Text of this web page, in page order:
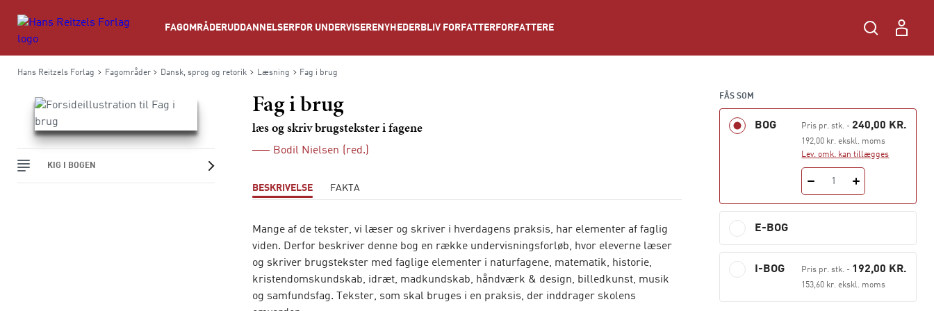
FAGOMRÅDERUDDANNELSER FOR UNDERVISERE NYHEDER BLIV FORFATTER FORFATTERE
Hans Reitzels Forlag Fagområder Dansk, sprog og retorik Læsning Fag i brug
KIG I BOGEN
Fag i brug
læs og skriv brugstekster i fagene
Bodil Nielsen (red.)
BESKRIVELSE FAKTA
Mange af de tekster, vi læser og skriver i hverdagens praksis, har elementer af faglig
viden. Derfor beskriver denne bog en række undervisningsforløb, hvor eleverne læser
og skriver brugstekster med faglige elementer i naturfagene, matematik, historie,
kristendomskundskab, idræt, madkundskab, håndværk & design, billedkunst, musik
og samfundsfag. Tekster, som skal bruges i en praksis, der inddrager skolens
FÅS SOM
BOG Pris pr. stk. - 240,00 KR.
192,00 kr. ekskl. moms
Lev. omk. kan tillægges
1
E-BOG
I-BOG Pris pr. stk. - 192,00 KR.
153,60 kr. ekskl. moms